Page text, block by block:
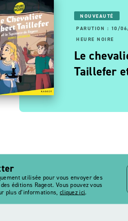
PAGES: 06/11/2025
NOIRE
d'enfer
NOUVEAUTÉ
PARUTION : 10/
HEURE NOIRE
Le
Taillefer
utilisée pour vous envoyer des
éditions Rageot. Vous pouvez vous
plus d’informations, cliquez ici.